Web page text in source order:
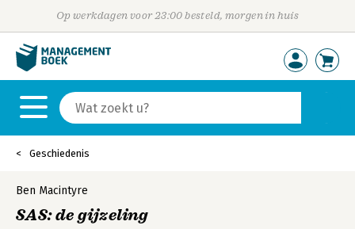
Op werkdagen voor 23:00 besteld, morgen in huis
Geschiedenis
Ben Macintyre
SAS: de gijzeling